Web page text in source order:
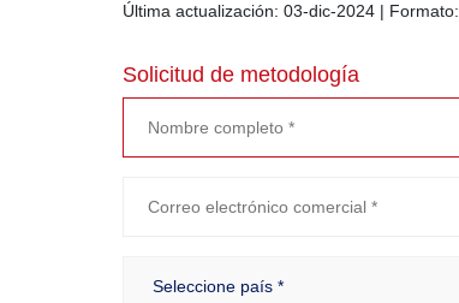
Última actualización: 03-dic-2024 | Formato:
Solicitud de metodología